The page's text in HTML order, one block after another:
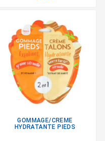
GOMMAGE/CREME
HYDRATANTE PIEDS